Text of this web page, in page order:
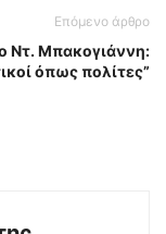
Επόμενο άρθρο
Ντ. Μπακογιάννη:
όπως πολίτες”